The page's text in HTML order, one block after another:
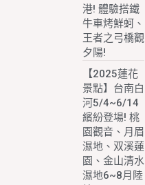
港! 體驗搭鐵
牛車烤鮮蚵、
王者之弓橋觀
夕陽!
【2025蓮花
景點】台南白
河5/4~6/14
繽紛登場! 桃
園觀音、月眉
濕地、双溪蓮
園、金山清水
濕地6~8月陸